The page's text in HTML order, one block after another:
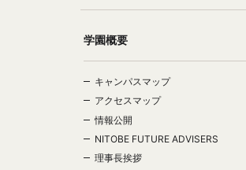
学園概要
キャンパスマップ
アクセスマップ
情報公開
NITOBE FUTURE ADVISERS
理事長挨拶